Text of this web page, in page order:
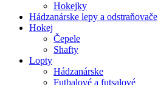
Hokejky
Hádzanárske lepy a odstraňovače
Hokej
Čepele
Shafty
Lopty
Hádzanárske
Futbalové a futsalové